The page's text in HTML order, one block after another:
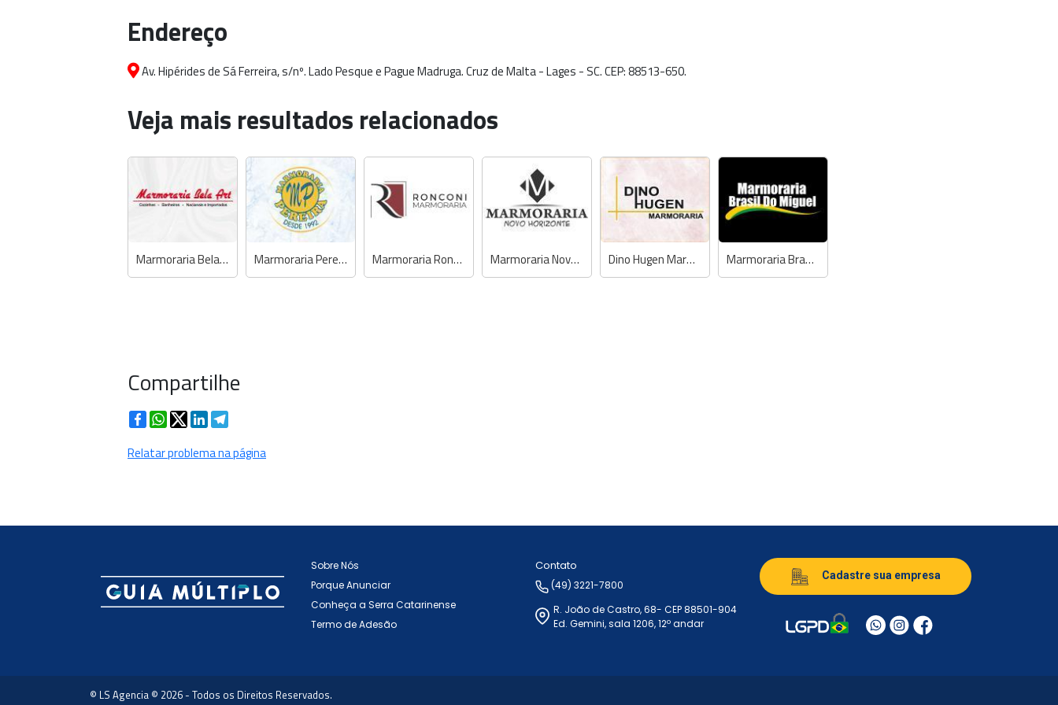
Endereço
Av. Hipérides de Sá Ferreira, s/nº. Lado Pesque e Pague Madruga. Cruz de Malta - Lages - SC. CEP: 88513-650.
Veja mais resultados relacionados
Marmoraria Bela Art Marmoraria Pereira Marmoraria Ronconi Marmoraria Novo Horizonte Dino Hugen Marmoraria Marmoraria Brasil do Miguel
Compartilhe
FacebookWhatsApp
TwitterLinkedIn
Relatar problema na página
Sobre Nós
Porque Anunciar
Conheça a Serra Catarinense
Termo de Adesão
Contato
(49) 3221-7800
R. João de Castro, 68- CEP 88501-904
Ed. Gemini, sala 1206, 12º andar
Cadastre sua empresa
© LS Agencia © 2026 - Todos os Direitos Reservados.